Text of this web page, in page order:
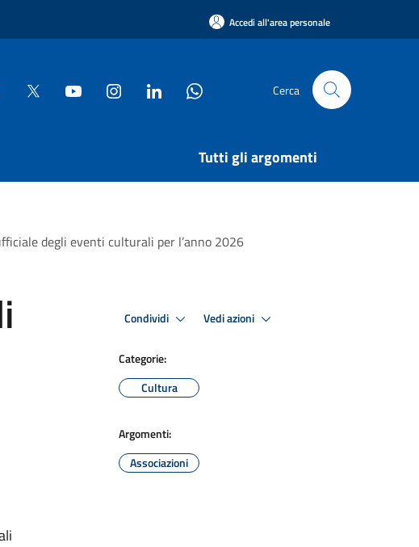
Accedi all'area personale
Cerca
Tutti gli argomenti
degli eventi culturali per l’anno 2026
Condividi Vedi azioni
Categorie:
Cultura
Argomenti:
Associazioni